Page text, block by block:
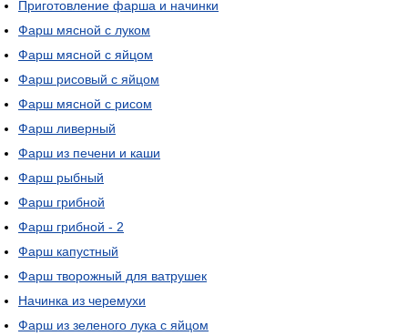
Приготовление фарша и начинки
Фарш мясной с луком
Фарш мясной с яйцом
Фарш рисовый с яйцом
Фарш мясной с рисом
Фарш ливерный
Фарш из печени и каши
Фарш рыбный
Фарш грибной
Фарш грибной - 2
Фарш капустный
Фарш творожный для ватрушек
Начинка из черемухи
Фарш из зеленого лука с яйцом